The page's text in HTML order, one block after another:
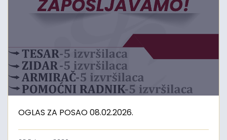
OGLAS ZA POSAO 08.02.2026.